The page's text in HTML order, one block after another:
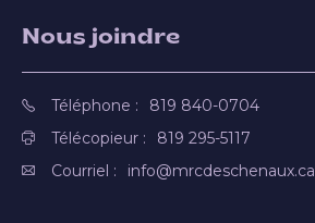
Nous joindre
Téléphone :
819 840-0704
Télécopieur :
819 295-5117
Courriel :
info@mrcdeschenaux.ca